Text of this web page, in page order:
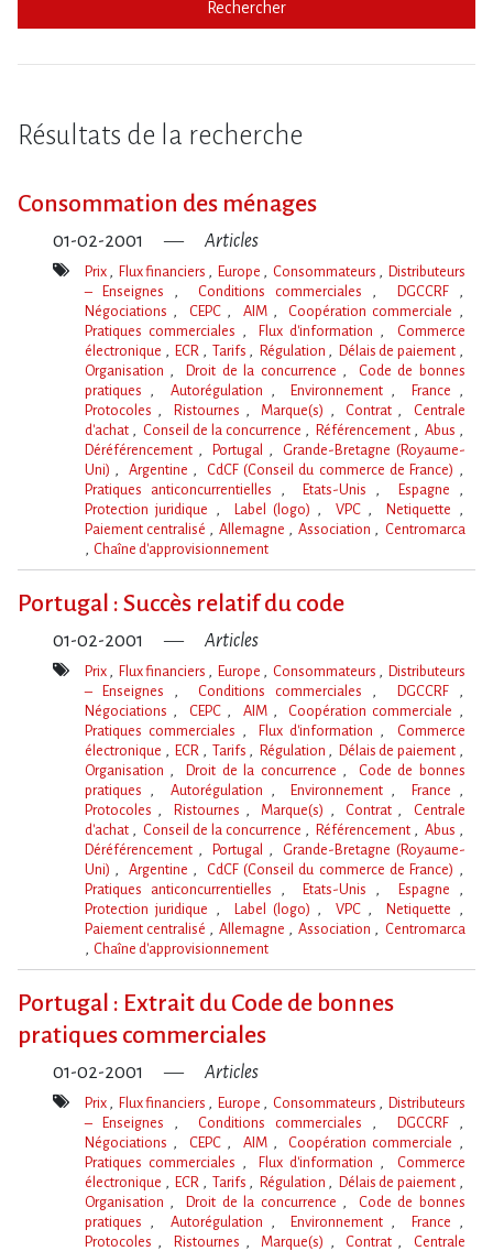
Rechercher
Résultats de la recherche
Consommation des ménages
01-02-2001 Articles
Mot(s)-
Prix Flux financiers Europe Consommateurs
Distributeurs
– Enseignes
Conditions commerciales
DGCCRF
Négociations
CEPC AIM
Coopération commerciale
Pratiques commerciales
Flux d'information
Commerce
électronique
ECR Tarifs Régulation
Délais de paiement
Organisation
Droit de la concurrence
Code de bonnes
pratiques
Autorégulation Environnement
France
Protocoles
Ristournes Marque(s) Contrat
Centrale
d'achat
Conseil de la concurrence Référencement
Abus
Déréférencement
Portugal
Grande-Bretagne (Royaume-
Uni)
Argentine
CdCF (Conseil du commerce de France)
Pratiques anticoncurrentielles
Etats-Unis
Espagne
Protection juridique
Label (logo) VPC
Netiquette
Paiement centralisé
Allemagne Association
Centromarca
Chaîne d'approvisionnement
Portugal : Succès relatif du code
01-02-2001 Articles
Mot(s)-
Prix Flux financiers Europe Consommateurs
Distributeurs
– Enseignes
Conditions commerciales
DGCCRF
Négociations
CEPC AIM
Coopération commerciale
Pratiques commerciales
Flux d'information
Commerce
électronique
ECR Tarifs Régulation
Délais de paiement
Organisation
Droit de la concurrence
Code de bonnes
pratiques
Autorégulation Environnement
France
Protocoles
Ristournes Marque(s) Contrat
Centrale
d'achat
Conseil de la concurrence Référencement
Abus
Déréférencement
Portugal
Grande-Bretagne (Royaume-
Uni)
Argentine
CdCF (Conseil du commerce de France)
Pratiques anticoncurrentielles
Etats-Unis
Espagne
Protection juridique
Label (logo) VPC
Netiquette
Paiement centralisé
Allemagne Association
Centromarca
Chaîne d'approvisionnement
Portugal : Extrait du Code de bonnes
pratiques commerciales
01-02-2001 Articles
Prix Flux financiers Europe Consommateurs
Distributeurs
– Enseignes
Conditions commerciales
DGCCRF
Négociations
CEPC AIM
Coopération commerciale
Pratiques commerciales
Flux d'information
Commerce
électronique
ECR Tarifs Régulation
Délais de paiement
Organisation
Droit de la concurrence
Code de bonnes
pratiques
Autorégulation Environnement
France
Protocoles
Ristournes Marque(s) Contrat
Centrale